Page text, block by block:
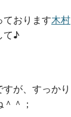
おります木村
て♪
が、すっかり
＾；